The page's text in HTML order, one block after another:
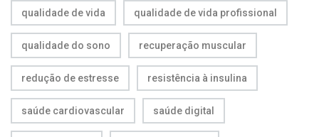
qualidade de vida qualidade de vida profissional
qualidade do sono recuperação muscular
redução de estresse resistência à insulina
saúde cardiovascular saúde digital